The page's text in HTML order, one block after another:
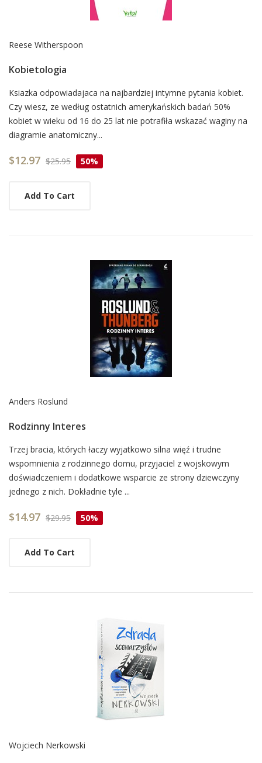
Reese Witherspoon
Kobietologia
Card
List
Article
Ksiazka odpowiadajaca na najbardziej intymne pytania kobiet.
Czy wiesz, ze według ostatnich amerykańskich badań 50%
kobiet w wieku od 16 do 25 lat nie potrafiła wskazać waginy na
diagramie anatomiczny...
$12.97 $25.95 50%
Add To Cart
Anders Roslund
Rodzinny Interes
Card
List
Article
Trzej bracia, których łaczy wyjatkowo silna więź i trudne
wspomnienia z rodzinnego domu, przyjaciel z wojskowym
doświadczeniem i dodatkowe wsparcie ze strony dziewczyny
jednego z nich. Dokładnie tyle ...
$14.97 $29.95 50%
Add To Cart
Wojciech Nerkowski